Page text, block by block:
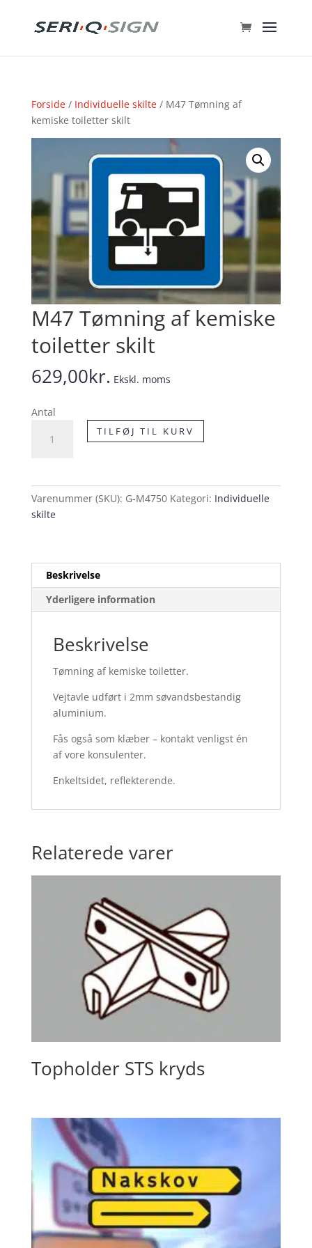
Forside/ Individuelle skilte/ M47 Tømning af
kemiske toiletter skilt
M47 Tømning af kemiske
toiletter skilt
629,00kr. Ekskl. moms
Antal
Tømning
skilt
TILFØJ TIL KURV
Varenummer (SKU): G-M4750 Kategori: Individuelle
skilte
Beskrivelse
Yderligere information
Beskrivelse
Tømning af kemiske toiletter.
Vejtavle udført i 2mm søvandsbestandig
aluminium.
Fås også som klæber – kontakt venligst én
af vore konsulenter.
Enkeltsidet, reflekterende.
Relaterede varer
Topholder STS kryds